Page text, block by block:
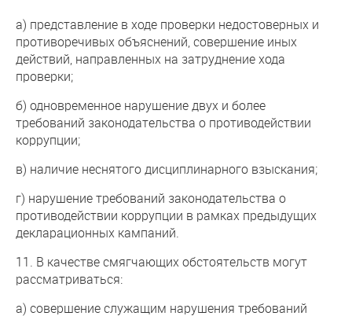
а) представление в ходе проверки недостоверных и
противоречивых объяснений, совершение иных
действий, направленных на затруднение хода
проверки;
б) одновременное нарушение двух и более
требований законодательства о противодействии
коррупции;
в) наличие неснятого дисциплинарного взыскания;
г) нарушение требований законодательства о
противодействии коррупции в рамках предыдущих
декларационных кампаний.
11. В качестве смягчающих обстоятельств могут
рассматриваться:
а) совершение служащим нарушения требований